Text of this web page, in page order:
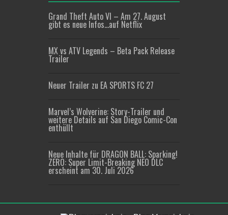
Grand Theft Auto VI – Am 27. August
gibt es neue Infos…auf Netflix
MX vs ATV Legends – Beta Pack Release
Trailer
Neuer Trailer zu EA SPORTS FC 27
Marvel’s Wolverine: Story-Trailer und
weitere Details auf San Diego Comic-Con
enthüllt
Neue Inhalte für DRAGON BALL: Sparking!
ZERO: Super Limit-Breaking NEO DLC
erscheint am 30. Juli 2026